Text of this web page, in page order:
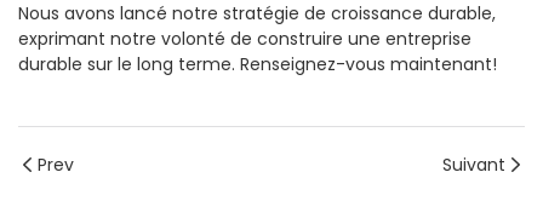
Nous avons lancé notre stratégie de croissance durable,
exprimant notre volonté de construire une entreprise
durable sur le long terme. Renseignez-vous maintenant!
Prev Suivant